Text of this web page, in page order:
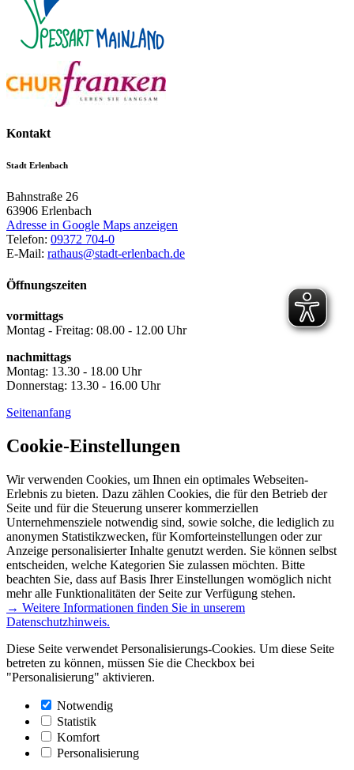
Kontakt
Stadt Erlenbach
Bahnstraße 26
63906 Erlenbach
Adresse in Google Maps anzeigen
Telefon: 09372 704-0
E-Mail: rathaus@stadt-erlenbach.de
Öffnungszeiten
vormittags
Montag - Freitag: 08.00 - 12.00 Uhr
nachmittags
Montag: 13.30 - 18.00 Uhr
Donnerstag: 13.30 - 16.00 Uhr
Seitenanfang
Cookie-Einstellungen
Wir verwenden Cookies, um Ihnen ein optimales Webseiten-
Erlebnis zu bieten. Dazu zählen Cookies, die für den Betrieb der
Seite und für die Steuerung unserer kommerziellen
Unternehmensziele notwendig sind, sowie solche, die lediglich zu
anonymen Statistikzwecken, für Komforteinstellungen oder zur
Anzeige personalisierter Inhalte genutzt werden. Sie können selbst
entscheiden, welche Kategorien Sie zulassen möchten. Bitte
beachten Sie, dass auf Basis Ihrer Einstellungen womöglich nicht
mehr alle Funktionalitäten der Seite zur Verfügung stehen.
→ Weitere Informationen finden Sie in unserem
Datenschutzhinweis.
Diese Seite verwendet Personalisierungs-Cookies. Um diese Seite
betreten zu können, müssen Sie die Checkbox bei
"Personalisierung" aktivieren.
Notwendig
Statistik
Komfort
Personalisierung